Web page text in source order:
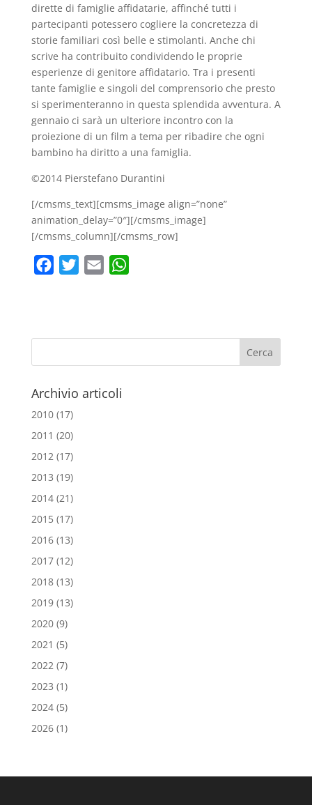
dirette di famiglie affidatarie, affinché tutti i
partecipanti potessero cogliere la concretezza di
storie familiari così belle e stimolanti. Anche chi
scrive ha contribuito condividendo le proprie
esperienze di genitore affidatario. Tra i presenti
tante famiglie e singoli del comprensorio che presto
si sperimenteranno in questa splendida avventura. A
gennaio ci sarà un ulteriore incontro con la
proiezione di un film a tema per ribadire che ogni
bambino ha diritto a una famiglia.
©2014 Pierstefano Durantini
[/cmsms_text][cmsms_image align=”none”
animation_delay=”0″][/cmsms_image]
[/cmsms_column][/cmsms_row]
b
o
k
t
e
l
s
A
Archivio articoli
2010(17)
2011 (20)
2012(17)
2013 (19)
2014(21)
2015(17)
2016(13)
2017(12)
2018(13)
2019(13)
2020(9)
2021 (5)
2022(7)
2023 (1)
2024(5)
2026(1)